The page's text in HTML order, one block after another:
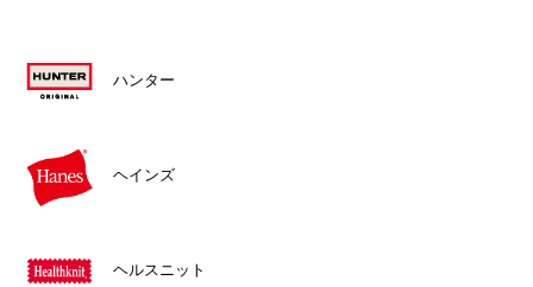
ハンター
ヘインズ
ヘルスニット